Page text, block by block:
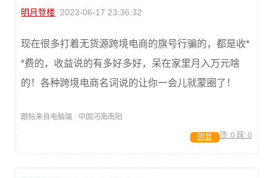
明月登楼 2023-06-17 23:36:32
现在很多打着无货源跨境电商的旗号行骗的，都是收*
*费的，收益说的有多好多好，呆在家里月入万元啥
的！各种跨境电商名词说的让你一会儿就蒙圈了！
跟帖来自电脑端 · 中国河南南阳
顶: 0 踩: 0
回复